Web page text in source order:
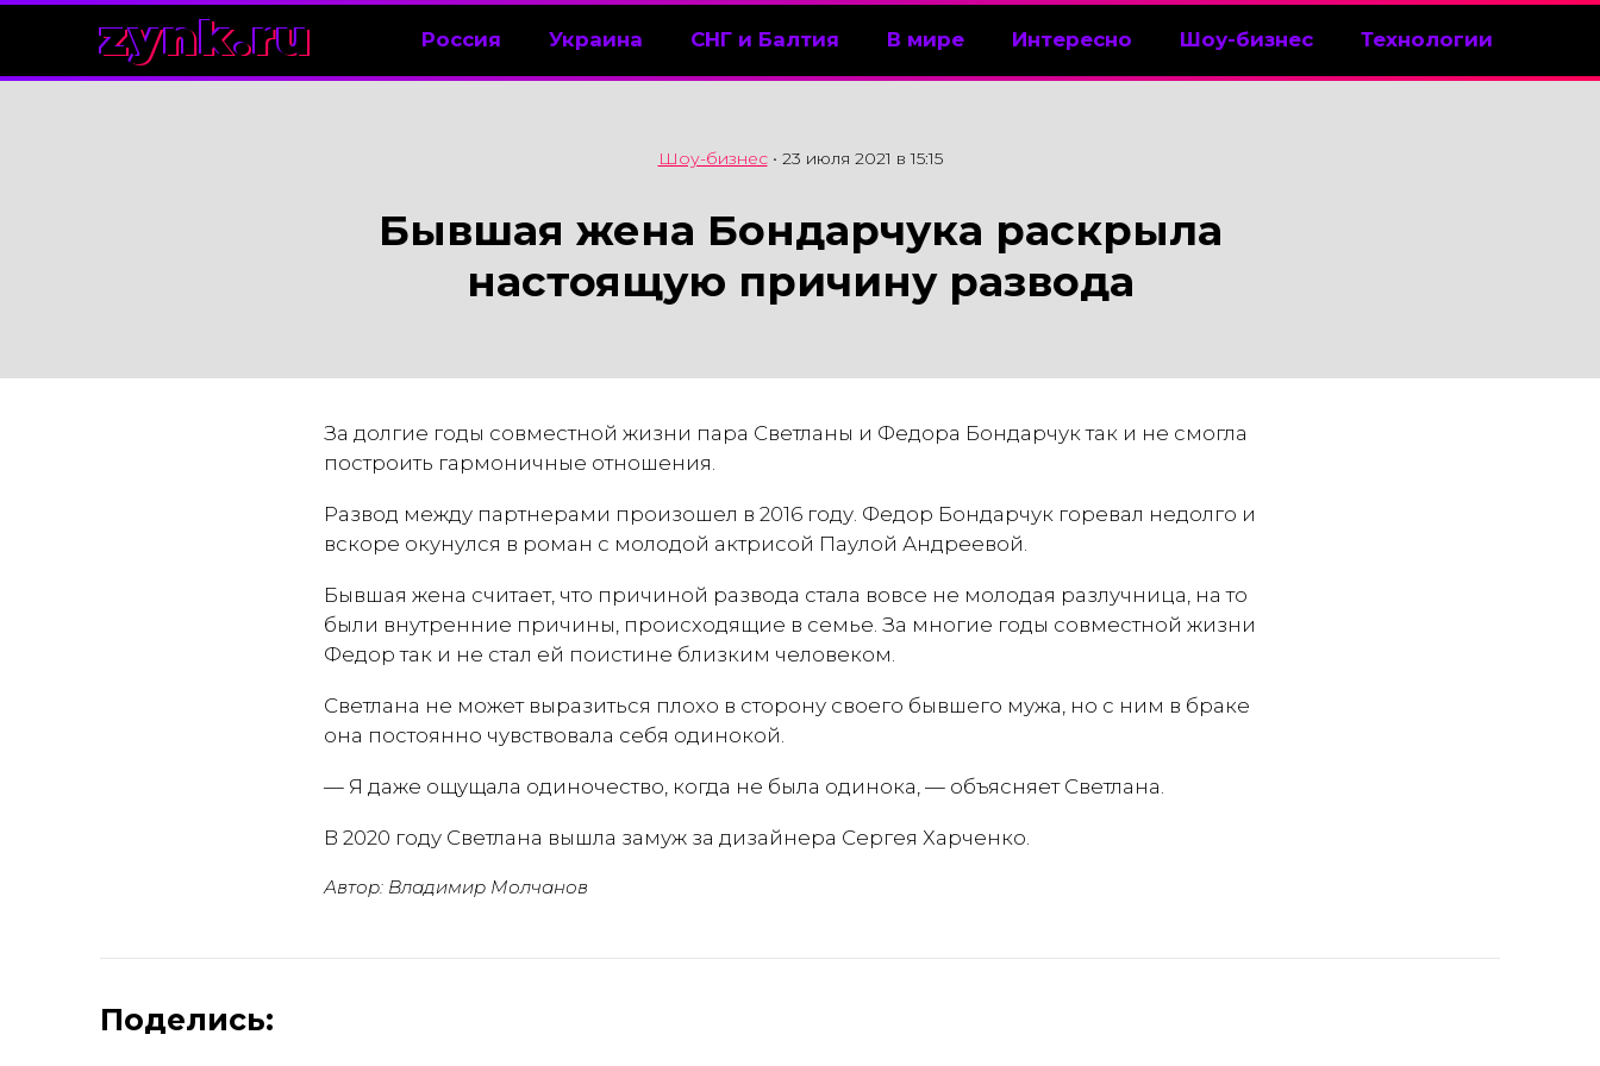
zynk.ru Россия Украина СНГ и Балтия В мире Интересно Шоу-бизнес Технологии
Шоу-бизнес• 23 июля 2021 в 15:15
Бывшая жена Бондарчука раскрыла
настоящую причину развода
За долгие годы совместной жизни пара Светланы и Федора Бондарчук так и не смогла
построить гармоничные отношения.
Развод между партнерами произошел в 2016 году. Федор Бондарчук горевал недолго и
вскоре окунулся в роман с молодой актрисой Паулой Андреевой.
Бывшая жена считает, что причиной развода стала вовсе не молодая разлучница, на то
были внутренние причины, происходящие в семье. За многие годы совместной жизни
Федор так и не стал ей поистине близким человеком.
Светлана не может выразиться плохо в сторону своего бывшего мужа, но с ним в браке
она постоянно чувствовала себя одинокой.
— Я даже ощущала одиночество, когда не была одинока, — объясняет Светлана.
В 2020 году Светлана вышла замуж за дизайнера Сергея Харченко.
Автор: Владимир Молчанов
Поделись: